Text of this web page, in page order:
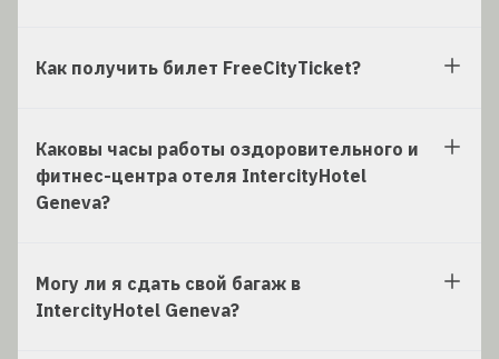
Как получить билет FreeCityTicket?
Каковы часы работы оздоровительного и
фитнес-центра отеля IntercityHotel
Geneva?
Могу ли я сдать свой багаж в
IntercityHotel Geneva?